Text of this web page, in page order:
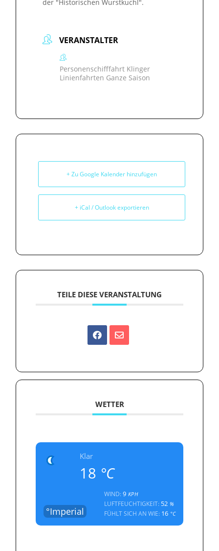
der "Historischen Wurstkuchl".
VERANSTALTER
Personenschifffahrt Klinger
Linienfahrten Ganze Saison
+ Zu Google Kalender hinzufügen
+ iCal / Outlook exportieren
TEILE DIESE VERANSTALTUNG
WETTER
Klar
18 °C
°Imperial
WIND:9 KPH
LUFTFEUCHTIGKEIT: 52 %
FÜHLT SICH AN WIE: 16 °C